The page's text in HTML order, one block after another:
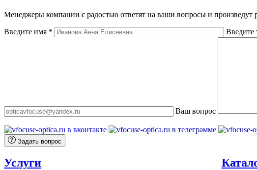
Менеджеры компании с радостью ответят на ваши вопросы и произведут
Введите имя * Введите
Ваш вопрос
Задать вопрос
Услуги